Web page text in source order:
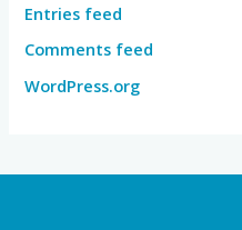
Entries feed
Comments feed
WordPress.org